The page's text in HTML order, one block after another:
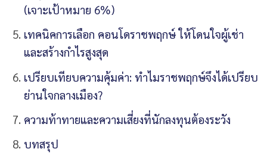
(เจาะเป้าหมาย 6%)
เทคนิคการเลือก คอนโดราชพฤกษ์ ให้โดนใจผู้เช่า
และสร้างกำไรสูงสุด
เปรียบเทียบความคุ้มค่า: ทำไมราชพฤกษ์จึงได้เปรียบ
ย่านใจกลางเมือง?
ความท้าทายและความเสี่ยงที่นักลงทุนต้องระวัง
บทสรุป